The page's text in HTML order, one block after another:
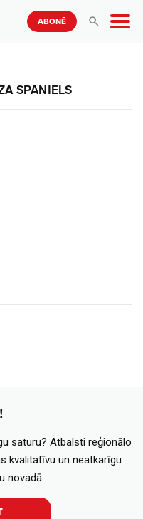
ABONĒ
SPANIELS
saturu? Atbalsti reģionālo
kvalitatīvu un neatkarīgu
novadā.